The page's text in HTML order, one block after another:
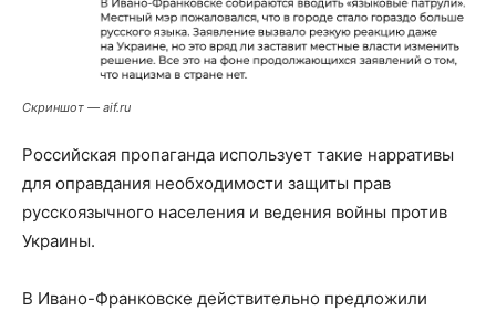
Скриншот — aif.ru
Российская пропаганда использует такие нарративы
для оправдания необходимости защиты прав
русскоязычного населения и ведения войны против
Украины.
В Ивано-Франковске действительно предложили